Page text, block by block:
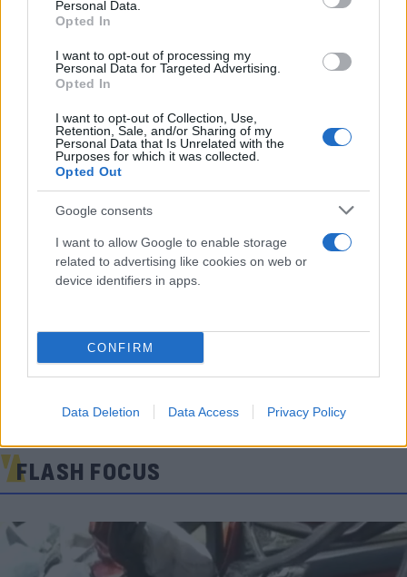
Personal Data.
Opted In
I want to opt-out of processing my
Personal Data for Targeted Advertising.
Opted In
I want to opt-out of Collection, Use,
Retention, Sale, and/or Sharing of my
Personal Data that Is Unrelated with the
Purposes for which it was collected.
Opted Out
Google consents
I want to allow Google to enable storage
related to advertising like cookies on web or
device identifiers in apps.
CONFIRM
Data Deletion Data Access Privacy Policy
FLASH FOCUS